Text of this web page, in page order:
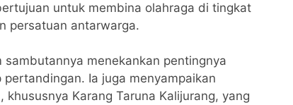
untuk membina olahraga di tingkat
persatuan antarwarga.
sambutannya menekankan pentingnya
Ia juga menyampaikan
Karang Taruna Kalijurang, yang